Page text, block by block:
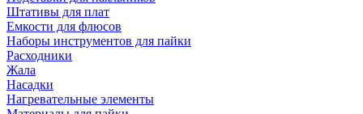
Штативы для плат
Емкости для флюсов
Наборы инструментов для пайки
Расходники
Жала
Насадки
Нагревательные элементы